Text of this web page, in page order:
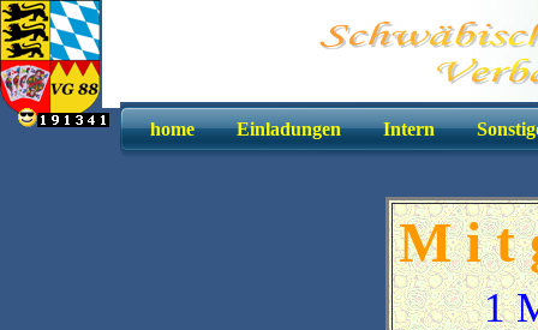
home Einladungen Intern
M i t
1